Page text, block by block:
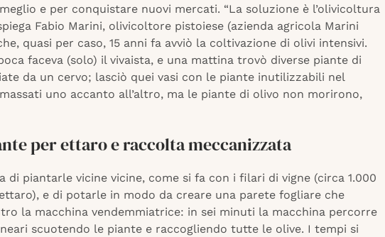
e per conquistare nuovi mercati. “La soluzione è l’olivicoltura
Fabio Marini, olivicoltore pistoiese (azienda agricola Marini
quasi per caso, 15 anni fa avviò la coltivazione di olivi intensivi.
faceva (solo) il vivaista, e una mattina trovò diverse piante di
da un cervo; lasciò quei vasi con le piante inutilizzabili nel
uno accanto all’altro, ma le piante di olivo non morirono,
per ettaro e raccolta meccanizzata
di piantarle vicine vicine, come si fa con i filari di vigne (circa 1.000
e di potarle in modo da creare una parete fogliare che
la macchina vendemmiatrice: in sei minuti la macchina percorre
scuotendo le piante e raccogliendo tutte le olive. I tempi si